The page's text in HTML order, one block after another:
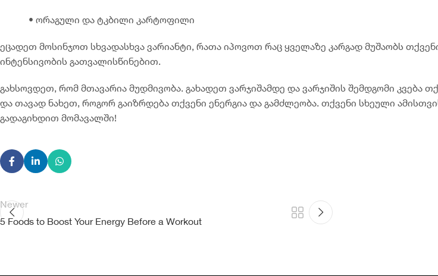
• ორაგული და ტკბილი კარტოფილი
ეცადეთ მოსინჯოთ სხვადასხვა ვარიანტი, რათა იპოვოთ რაც ყველაზე კარგად მუშაობს
ინტენსივობის გათვალისწინებით.
გახსოვდეთ, რომ მთავარია მუდმივობა. გახადეთ ვარჯიშამდე და ვარჯიშის შემდგომი კვება
და თავად ნახეთ, როგორ გაიზრდება თქვენი ენერგია და გამძლეობა. თქვენი სხეული
გადაგიხდით მომავალში!
Newer
5 Foods to Boost Your Energy Before a Workout